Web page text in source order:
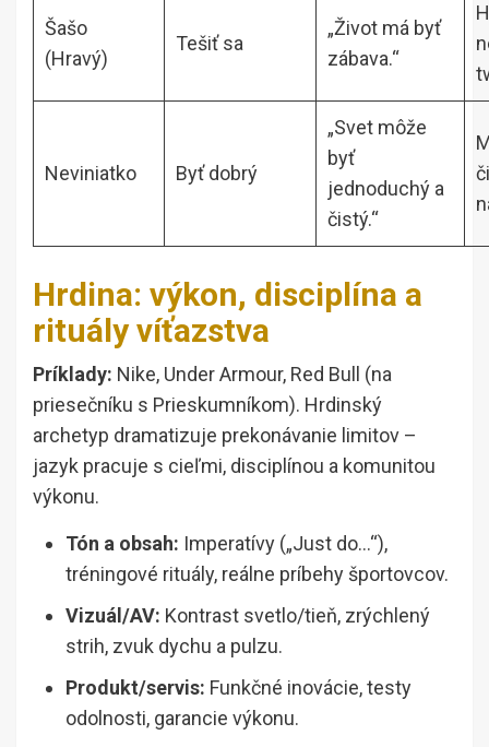
Šašo
(Hravý)
Tešiť sa
„Život má byť
zábava.“
Neviniatko Byť dobrý
„Svet môže
byť
jednoduchý a
čistý.“
Hrdina: výkon, disciplína a
rituály víťazstva
Príklady: Nike, Under Armour, Red Bull (na
priesečníku s Prieskumníkom). Hrdinský
archetyp dramatizuje prekonávanie limitov –
jazyk pracuje s cieľmi, disciplínou a komunitou
výkonu.
Tón a obsah: Imperatívy („Just do…“),
tréningové rituály, reálne príbehy športovcov.
Vizuál/AV: Kontrast svetlo/tieň, zrýchlený
strih, zvuk dychu a pulzu.
Produkt/servis: Funkčné inovácie, testy
odolnosti, garancie výkonu.